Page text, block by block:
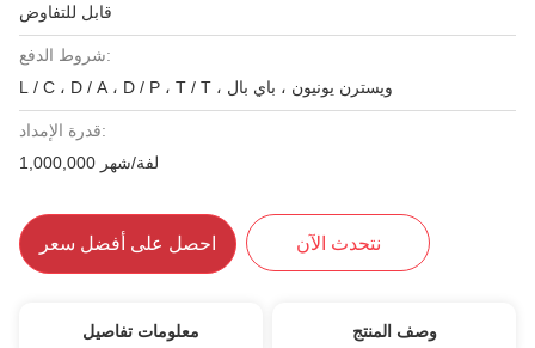
قابل للتفاوض
شروط الدفع:
L / C ، D / A ، D / P ، T / T ، ويسترن يونيون ، باي بال
قدرة الإمداد:
1,000,000 لفة/شهر
احصل على أفضل سعر نتحدث الآن
معلومات تفاصيل وصف المنتج